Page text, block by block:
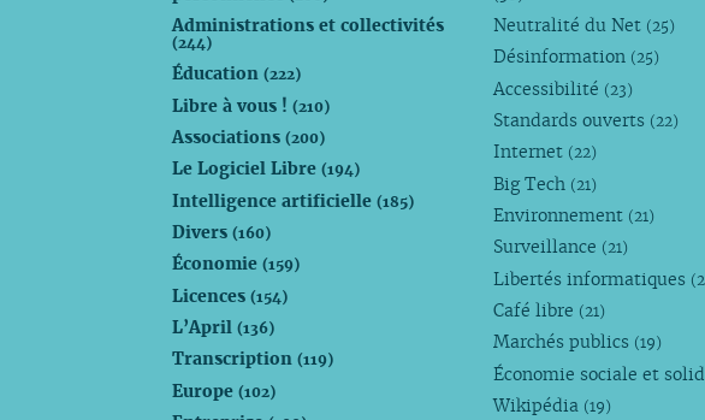
Administrations et collectivités
(244)
Éducation(222)
Libre à vous !(210)
Associations(200)
Le Logiciel Libre(194)
Intelligence artificielle(185)
Divers(160)
Économie(159)
Licences(154)
L’April(136)
Transcription(119)
Europe(102)
Neutralité du Net (25)
Désinformation (25)
Accessibilité (23)
Standards ouverts (22)
Internet (22)
Big Tech (21)
Environnement (21)
Surveillance (21)
Libertés informatiques
Café libre (21)
Marchés publics (19)
Économie sociale et
Wikipédia (19)